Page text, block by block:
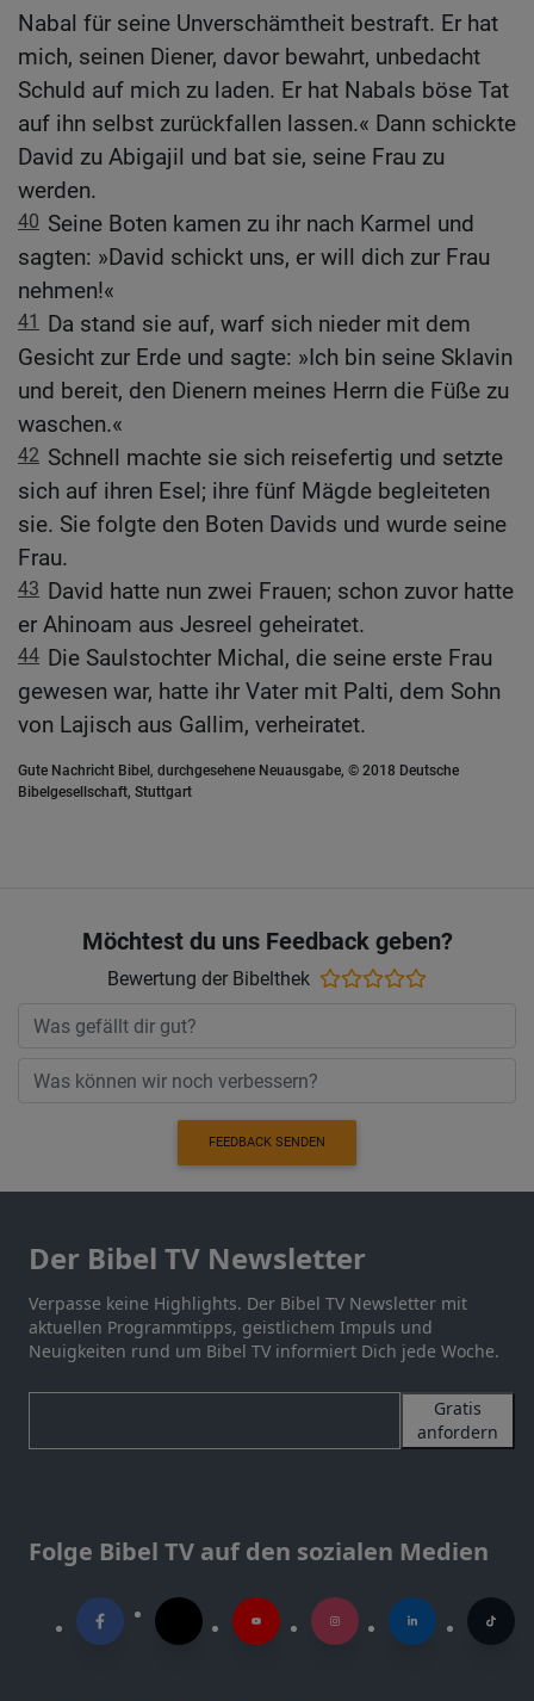
Nabal für seine Unverschämtheit bestraft. Er hat
mich, seinen Diener, davor bewahrt, unbedacht
Schuld auf mich zu laden. Er hat Nabals böse Tat
auf ihn selbst zurückfallen lassen.« Dann schickte
David zu Abigajil und bat sie, seine Frau zu
werden.
40 Seine Boten kamen zu ihr nach Karmel und
sagten: »David schickt uns, er will dich zur Frau
nehmen!«
41 Da stand sie auf, warf sich nieder mit dem
Gesicht zur Erde und sagte: »Ich bin seine Sklavin
und bereit, den Dienern meines Herrn die Füße zu
waschen.«
42 Schnell machte sie sich reisefertig und setzte
sich auf ihren Esel; ihre fünf Mägde begleiteten
sie. Sie folgte den Boten Davids und wurde seine
Frau.
43 David hatte nun zwei Frauen; schon zuvor hatte
er Ahinoam aus Jesreel geheiratet.
44 Die Saulstochter Michal, die seine erste Frau
gewesen war, hatte ihr Vater mit Palti, dem Sohn
von Lajisch aus Gallim, verheiratet.
Gute Nachricht Bibel, durchgesehene Neuausgabe, © 2018 Deutsche
Bibelgesellschaft, Stuttgart
Möchtest du uns Feedback geben?
Bewertung der Bibelthek
FEEDBACK SENDEN
Der Bibel TV Newsletter
Verpasse keine Highlights. Der Bibel TV Newsletter mit
aktuellen Programmtipps, geistlichem Impuls und
Neuigkeiten rund um Bibel TV informiert Dich jede Woche.
Gratis
anfordern
Folge Bibel TV auf den sozialen Medien